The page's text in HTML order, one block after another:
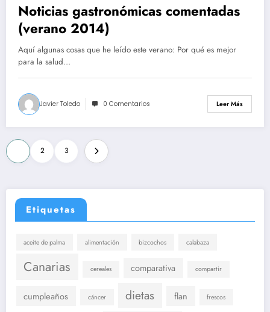
Noticias gastronómicas comentadas
(verano 2014)
Aquí algunas cosas que he leído este verano: Por qué es mejor
para la salud…
Javier Toledo 0 Comentarios Leer Más
Paginación
de
entradas
2 3
Etiquetas
aceite de palma alimentación bizcochos calabaza
Canarias cereales comparativa compartir
cumpleaños cáncer dietas flan frescos